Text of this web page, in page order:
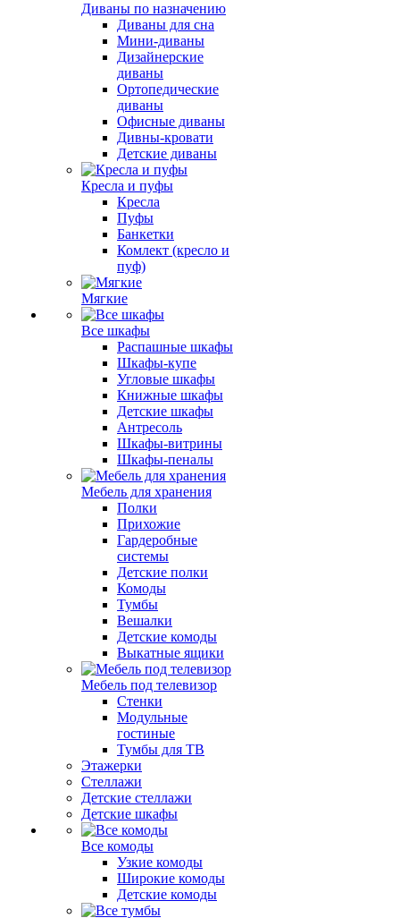
Диваны по назначению
Диваны для сна
Мини-диваны
Дизайнерские
диваны
Ортопедические
диваны
Офисные диваны
Дивны-кровати
Детские диваны
Кресла и пуфы
Кресла
Пуфы
Банкетки
Комлект (кресло и
пуф)
Мягкие
Все шкафы
Распашные шкафы
Шкафы-купе
Угловые шкафы
Книжные шкафы
Детские шкафы
Антресоль
Шкафы-витрины
Шкафы-пеналы
Мебель для хранения
Полки
Прихожие
Гардеробные
системы
Детские полки
Комоды
Тумбы
Вешалки
Детские комоды
Выкатные ящики
Мебель под телевизор
Стенки
Модульные
гостиные
Тумбы для ТВ
Этажерки
Стеллажи
Детские стеллажи
Детские шкафы
Все комоды
Узкие комоды
Широкие комоды
Детские комоды